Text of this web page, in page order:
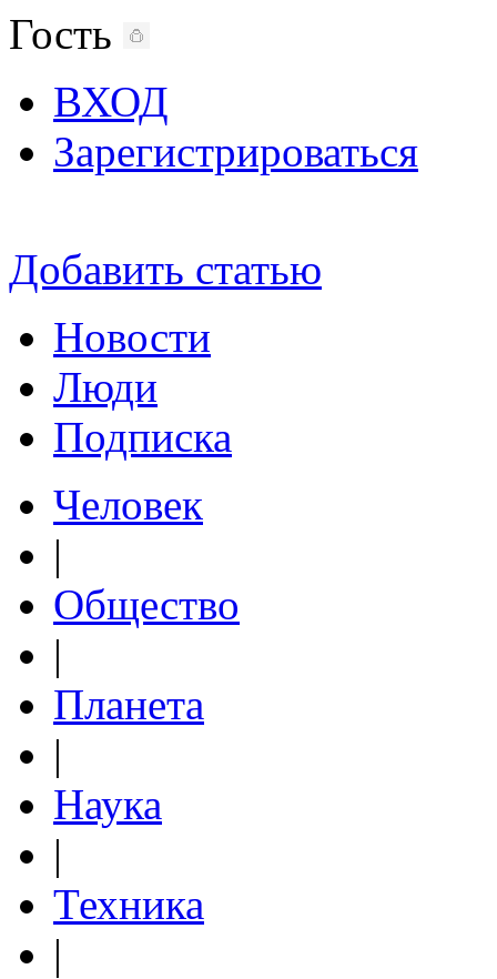
Гость
ВХОД
Зарегистрироваться
Добавить статью
Новости
Люди
Подписка
Человек
|
Общество
|
Планета
|
Наука
|
Техника
|